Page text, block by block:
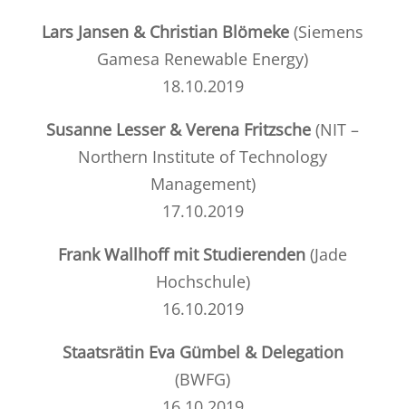
Lars Jansen & Christian Blömeke (Siemens
Gamesa Renewable Energy)
18.10.2019
Susanne Lesser & Verena Fritzsche (NIT –
Northern Institute of Technology
Management)
17.10.2019
Frank Wallhoff mit Studierenden(Jade
Hochschule)
16.10.2019
Staatsrätin Eva Gümbel & Delegation
(BWFG)